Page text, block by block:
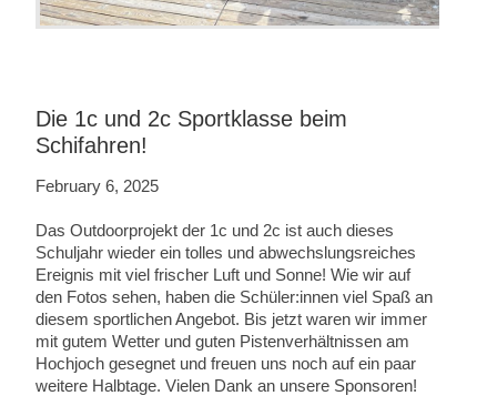
Die 1c und 2c Sportklasse beim
Schifahren!
February 6, 2025
Das Outdoorprojekt der 1c und 2c ist auch dieses
Schuljahr wieder ein tolles und abwechslungsreiches
Ereignis mit viel frischer Luft und Sonne! Wie wir auf
den Fotos sehen, haben die Schüler:innen viel Spaß an
diesem sportlichen Angebot. Bis jetzt waren wir immer
mit gutem Wetter und guten Pistenverhältnissen am
Hochjoch gesegnet und freuen uns noch auf ein paar
weitere Halbtage. Vielen Dank an unsere Sponsoren!